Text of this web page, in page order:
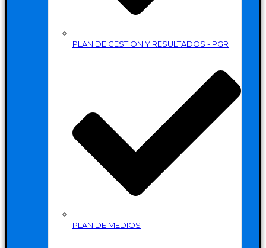
PLAN DE GESTION Y RESULTADOS - PGR
PLAN DE MEDIOS